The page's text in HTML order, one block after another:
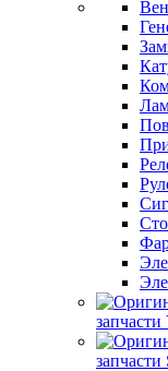
запчасти
запчасти